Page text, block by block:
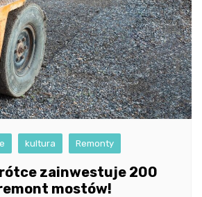
kultura Remonty
zainwestuje 200
mostów!